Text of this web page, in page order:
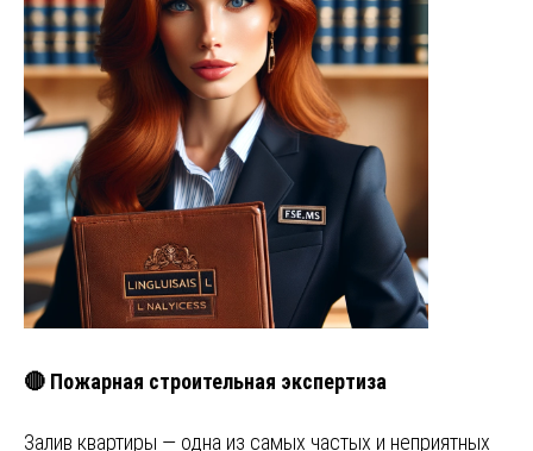
🔴 Пожарная строительная экспертиза
Залив квартиры — одна из самых частых и неприятных